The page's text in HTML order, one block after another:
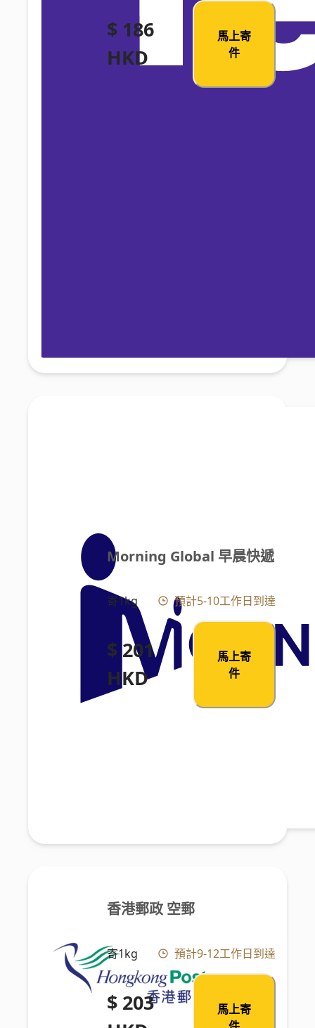
$ 186
HKD
馬上寄
件
Morning Global 早晨快遞
寄1kg 預計5-10工作日到達
$ 201
HKD
馬上寄
件
香港郵政 空郵
寄1kg 預計9-12工作日到達
$ 203
馬上寄